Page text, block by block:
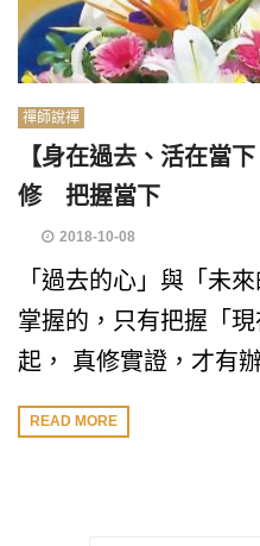
禪師說禪
【身在過去、活在當
修 把握當下
2018-10-08
「過去的心」與「未
掌握的，只有把握「
起， 真修實證，才有
READ MORE